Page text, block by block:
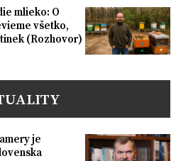
mlieko: O
všetko,
(Rozhovor)
je